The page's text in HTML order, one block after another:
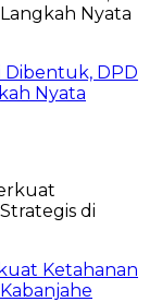
Dibentuk, DPD
Nyata
Ketahanan